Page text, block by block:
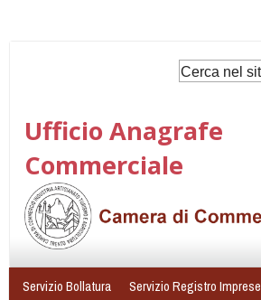
Ufficio Anagrafe
Commerciale
Servizio Bollatura
Servizio Registro Imprese